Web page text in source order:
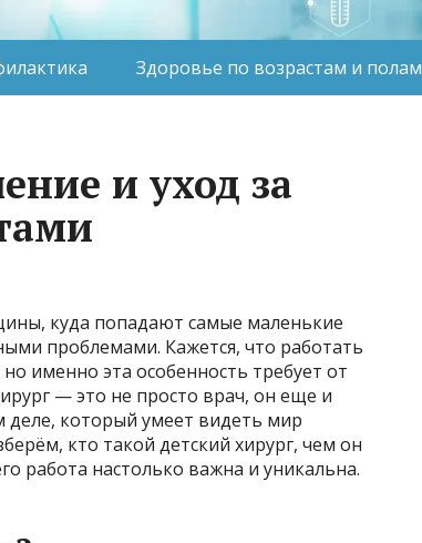
Здоровье по возрастам и полам
и уход за
куда попадают самые маленькие
проблемами. Кажется, что работать
именно эта особенность требует от
— это не просто врач, он еще и
деле, который умеет видеть мир
кто такой детский хирург, чем он
работа настолько важна и уникальна.